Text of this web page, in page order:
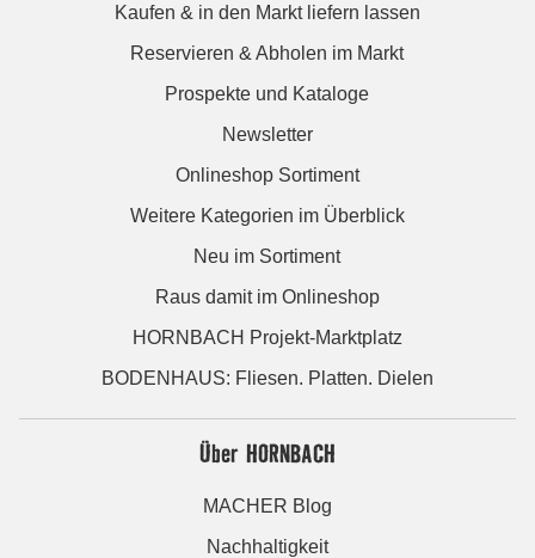
Kaufen & in den Markt liefern lassen
Reservieren & Abholen im Markt
Prospekte und Kataloge
Newsletter
Onlineshop Sortiment
Weitere Kategorien im Überblick
Neu im Sortiment
Raus damit im Onlineshop
HORNBACH Projekt-Marktplatz
BODENHAUS: Fliesen. Platten. Dielen
Über HORNBACH
MACHER Blog
Nachhaltigkeit